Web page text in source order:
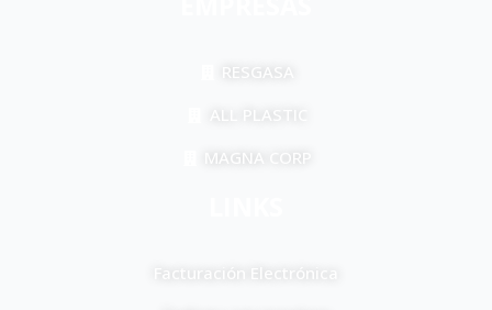
RESGASA
ALL PLASTIC
MAGNA CORP
Facturación Electrónica